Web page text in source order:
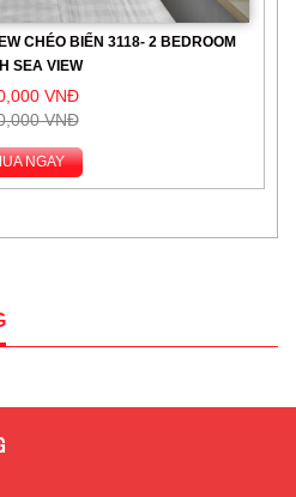
CHÉO BIỂN 3118- 2 BEDROOM
SEA VIEW
VNĐ
VNĐ
NGAY